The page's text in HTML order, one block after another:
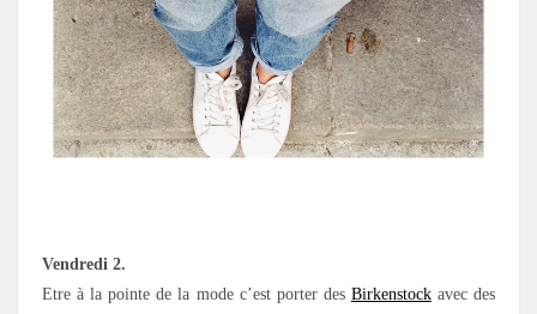
Vendredi 2.
Etre à la pointe de la mode c’est porter des Birkenstockavec des